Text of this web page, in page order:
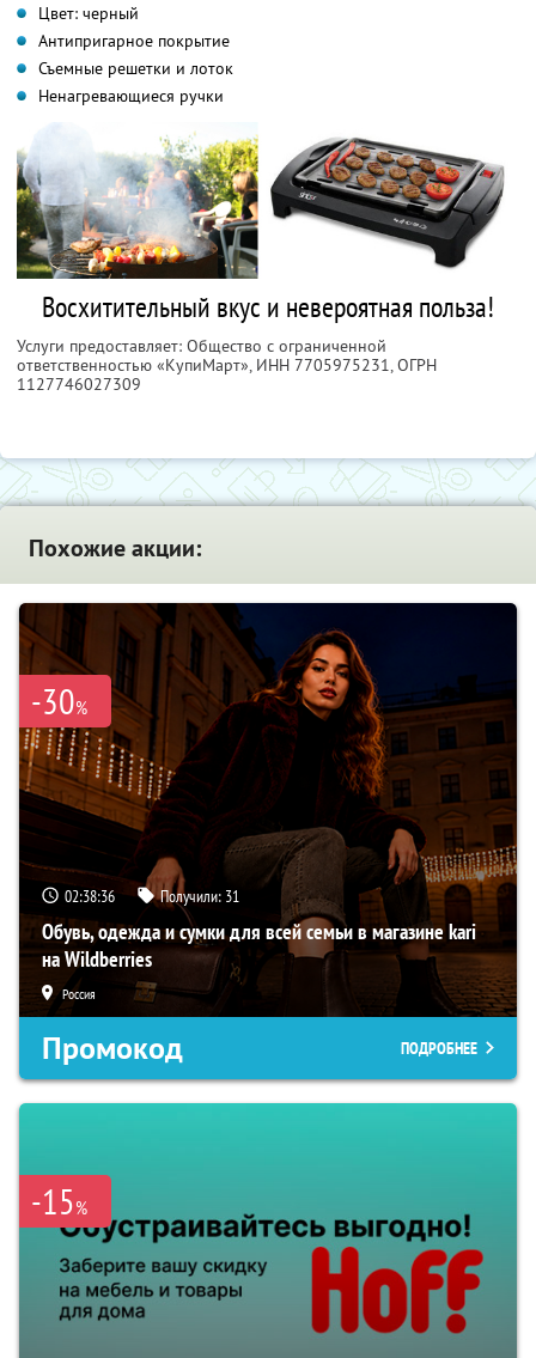
Цвет: черный
Антипригарное покрытие
Съемные решетки и лоток
Ненагревающиеся ручки
Восхитительный вкус и невероятная польза!
Услуги предоставляет: Общество с ограниченной
ответственностью «КупиМарт», ИНН 7705975231 , ОГРН
1127746027309
Похожие акции:
-30%
02:38:35 Получили: 31
Обувь, одежда и сумки для всей семьи в магазине kari
на Wildberries
Россия
Промокод ПОДРОБНЕЕ
-15%